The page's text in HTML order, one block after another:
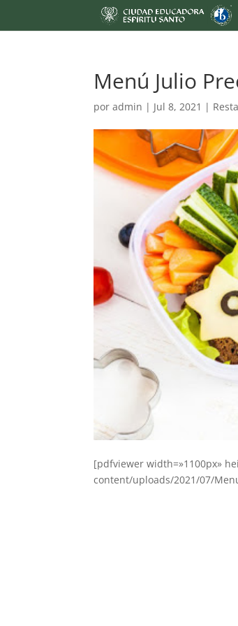
Menú Julio
poradmin | Jul 8, 2021 |
[pdfviewer width=»1100px»
content/uploads/2021/07/